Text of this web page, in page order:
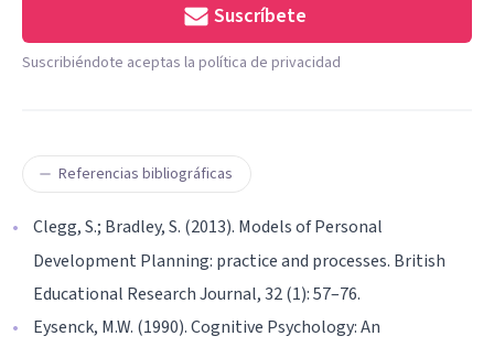
Suscríbete
Suscribiéndote aceptas la política de privacidad
Referencias bibliográficas
Clegg, S.; Bradley, S. (2013). Models of Personal
Development Planning: practice and processes. British
Educational Research Journal, 32 (1): 57–76.
Eysenck, M.W. (1990). Cognitive Psychology: An